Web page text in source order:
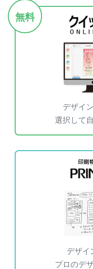
無料
デザイ
選択して
デザイ
プロのデ